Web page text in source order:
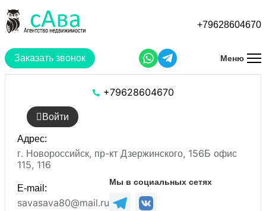
основному
Заказать звонок
+79628604670
Меню
+79628604670
Войти
Адрес:
г. Новороссийск, пр-кт Дзержинского, 156Б офис
115, 116
E-mail:
savasava80@mail.ru
Мы в социальных сетях